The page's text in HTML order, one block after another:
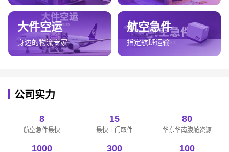
大件空运
身边的物流专家
航空急件
指定航班运输
公司实力
8
航空急件最快
15
最快上门取件
80
华东华南腹舱资源
1000 300 100